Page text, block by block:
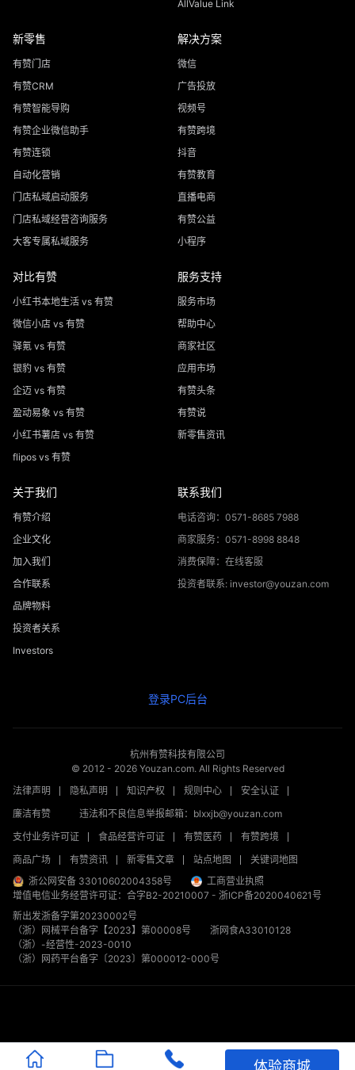
AllValue Link
新零售
有赞门店
有赞CRM
有赞智能导购
有赞企业微信助手
有赞连锁
自动化营销
门店私域启动服务
门店私域经营咨询服务
大客专属私域服务
解决方案
微信
广告投放
视频号
有赞跨境
抖音
有赞教育
直播电商
有赞公益
小程序
对比有赞
小红书本地生活 vs 有赞
微信小店 vs 有赞
驿氪 vs 有赞
银豹 vs 有赞
企迈 vs 有赞
盈动易象 vs 有赞
小红书薯店 vs 有赞
flipos vs 有赞
服务支持
服务市场
帮助中心
商家社区
应用市场
有赞头条
有赞说
新零售资讯
关于我们
有赞介绍
企业文化
加入我们
合作联系
品牌物料
投资者关系
Investors
联系我们
电话咨询：0571-8685 7988
商家服务：0571-8998 8848
消费保障：在线客服
投资者联系: investor@youzan.com
登录PC后台
杭州有赞科技有限公司
© 2012 - 2026Youzan.com. All Rights Reserved
法律声明
隐私声明 知识产权 规则中心
安全认证
廉洁有赞
违法和不良信息举报邮箱：blxxjb@youzan.com
支付业务许可证
食品经营许可证 有赞医药
有赞跨境
商品广场
有赞资讯 新零售文章 站点地图
关键词地图
浙公网安备 33010602004358号
工商营业执照
增值电信业务经营许可证：合字B2-20210007 - 浙ICP备2020040621号
新出发浙备字第20230002号
（浙）网械平台备字【2023】第00008号
浙网食A33010128
（浙）-经营性-2023-0010
（浙）网药平台备字〔2023〕第000012-000号
体验商城